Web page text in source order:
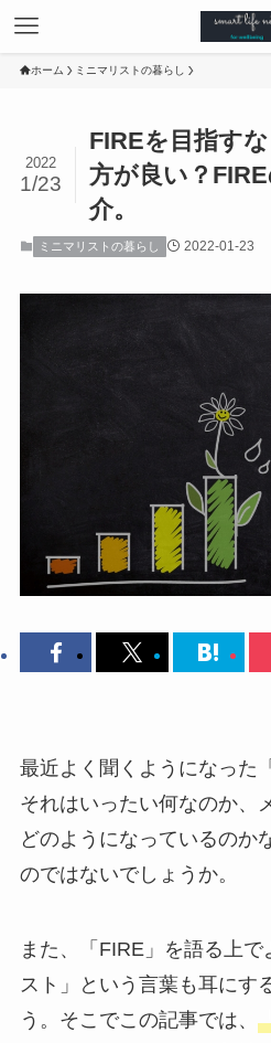
ホーム ミニマリストの暮らし
FIREを目指す
方が良い？
介。
2022
1/23
ミニマリストの暮らし 2022-01-23
最近よく聞くようになった
それはいったい何なのか、
どのようになっているのか
のではないでしょうか。
また、「FIRE」を語る上で
スト」という言葉も耳にす
う。そこでこの記事では、